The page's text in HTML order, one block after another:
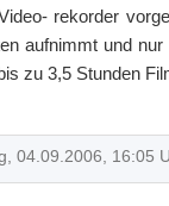
rekorder
aufnimmt und
zu 3,5 Stunden
04.09.2006, 16:05